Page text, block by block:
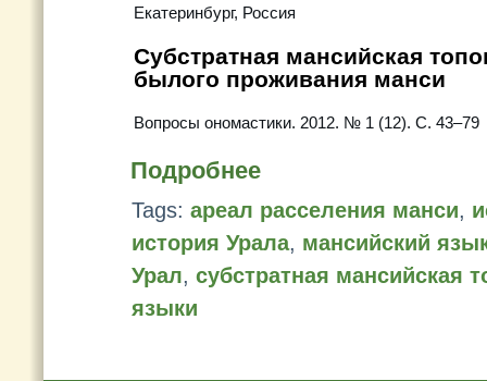
Екатеринбург, Россия
Субстратная мансийская
былого проживания манси
Вопросы ономастики. 2012. № 1 (12). С. 43–79
Подробнее
Tags: ареал расселения манси,
история Урала, мансийский
Урал, субстратная мансийская
языки